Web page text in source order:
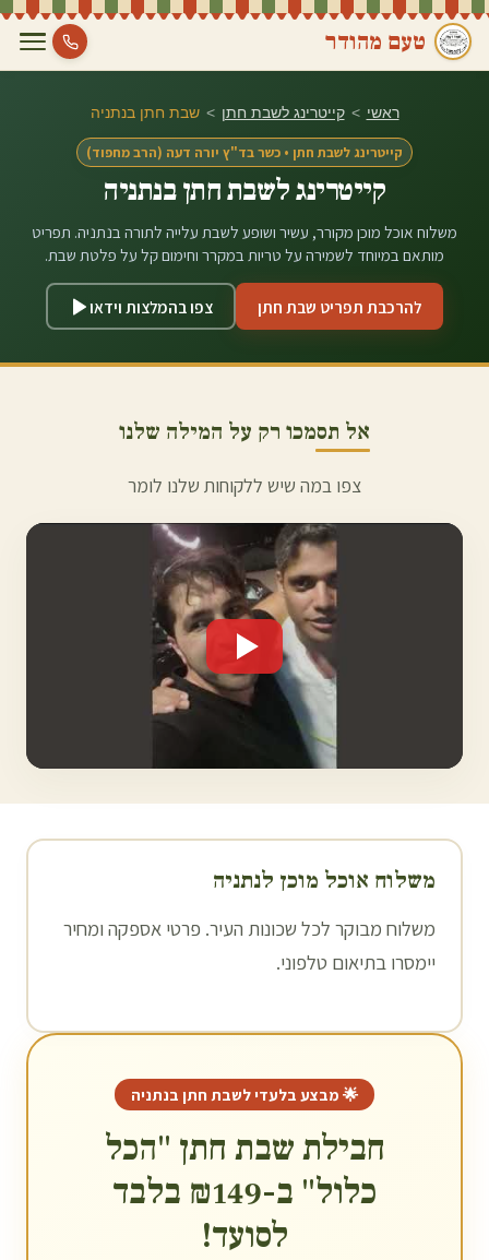
טעם מהודר
ראשי > קייטרינג לשבת חתן > שבת חתן בנתניה
קייטרינג לשבת חתן • כשר בד"ץ יורה דעה (הרב מחפוד)
קייטרינג לשבת חתן בנתניה
משלוח אוכל מוכן מקורר, עשיר ושופע לשבת עלייה לתורה בנתניה. תפריט
מותאם במיוחד לשמירה על טריות במקרר וחימום קל על פלטת שבת.
להרכבת תפריט שבת חתן צפו בהמלצות וידאו
אל תסמכו רק על המילה שלנו
צפו במה שיש ללקוחות שלנו לומר
משלוח אוכל מוכן לנתניה
משלוח מבוקר לכל שכונות העיר. פרטי אספקה ומחיר
יימסרו בתיאום טלפוני.
🌟 מבצע בלעדי לשבת חתן בנתניה
חבילת שבת חתן "הכל
כלול" ב-₪149 בלבד
לסועד!